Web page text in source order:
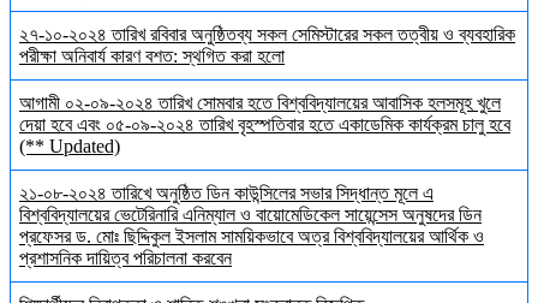
২৭-১০-২০২৪ তারিখ রবিবার অনুষ্ঠিতব্য সকল সেমিস্টারের সকল তত্বীয় ও ব্যবহারিক
পরীক্ষা অনিবার্য কারণ বশত: স্থগিত করা হলো
আগামী ০২-০৯-২০২৪ তারিখ সোমবার হতে বিশ্ববিদ্যালয়ের আবাসিক হলসমূহ খুলে
দেয়া হবে এবং ০৫-০৯-২০২৪ তারিখ বৃহস্পতিবার হতে একাডেমিক কার্যক্রম চালু হবে
(** Updated)
২১-০৮-২০২৪ তারিখে অনুষ্ঠিত ডিন কাউন্সিলের সভার সিদ্ধান্ত মূলে এ
বিশ্ববিদ্যালয়ের ভেটেরিনারি এনিম্যাল ও বায়োমেডিকেল সায়েন্সেস অনুষদের ডিন
প্রফেসর ড. মোঃ ছিদ্দিকুল ইসলাম সাময়িকভাবে অত্র বিশ্ববিদ্যালয়ের আর্থিক ও
প্রশাসনিক দায়িত্ব পরিচালনা করবেন